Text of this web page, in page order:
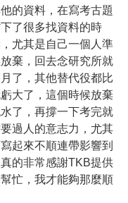
的資料，在寫考古題
了很多找資料的時
尤其是自己一個人準
棄，回去念研究所就
了，其他替代役都比
大了，這個時候放棄
了，再撐一下考完就
過人的意志力，尤其
起來不順連帶影響到
的非常感謝TKB提供
忙，我才能夠那麼順